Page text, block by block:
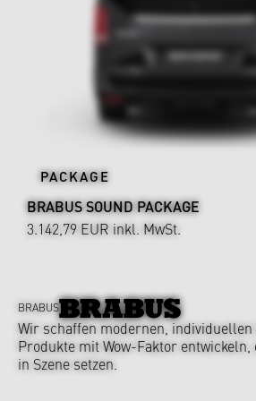
PACKAGE
BRABUS SOUND PACKAGE
3.142,79 EUR inkl. MwSt.
BRABUS
Wir schaffen modernen,
Produkte mit Wow-Faktor
in Szene setzen.